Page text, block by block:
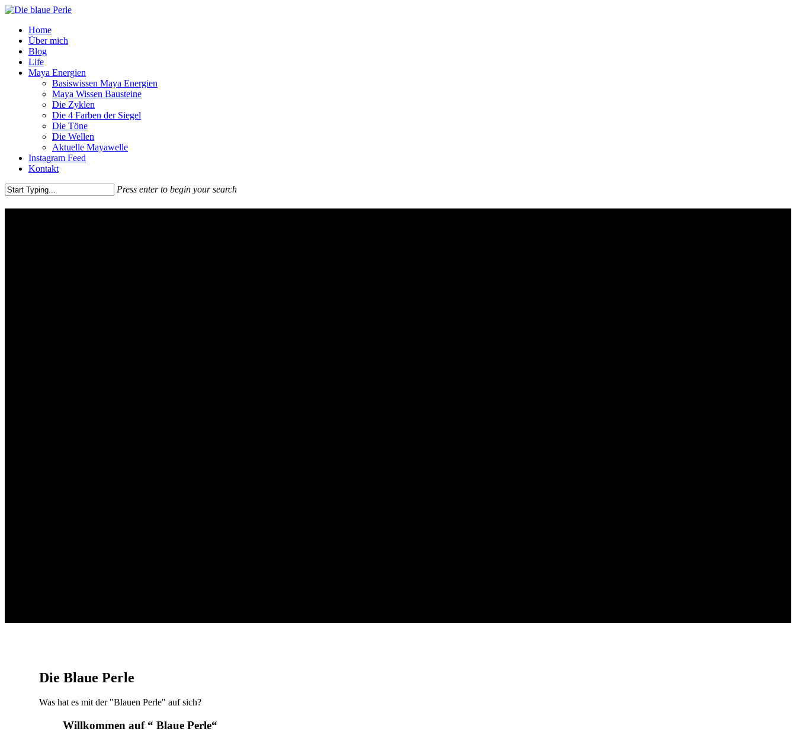
Skip
main
content
Menu
Home
Über mich
Blog
Life
Maya Energien
Basiswissen Maya Energien
Maya Wissen Bausteine
Die Zyklen
Die 4 Farben der Siegel
Die Töne
Die Wellen
Aktuelle Mayawelle
Instagram Feed
Kontakt
Press enter to begin your search
Search
Die Blaue Perle
Was hat es mit der "Blauen Perle" auf sich?
Willkommen auf “ Blaue Perle“